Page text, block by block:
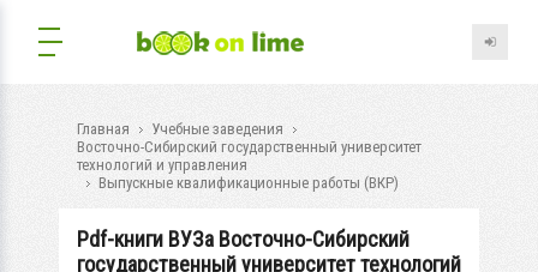
Главная
Учебные заведения
Восточно-Сибирский государственный университет
технологий и управления
Выпускные квалификационные работы (ВКР)
Pdf-книги ВУЗа Восточно-Сибирский
государственный университет технологий